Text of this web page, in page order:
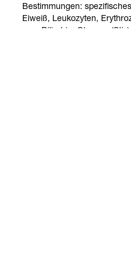
Bestim­mun­gen:
Eiweiß, Leu­ko­zy­ten,
gen, Biliru­bin, Glu­cose